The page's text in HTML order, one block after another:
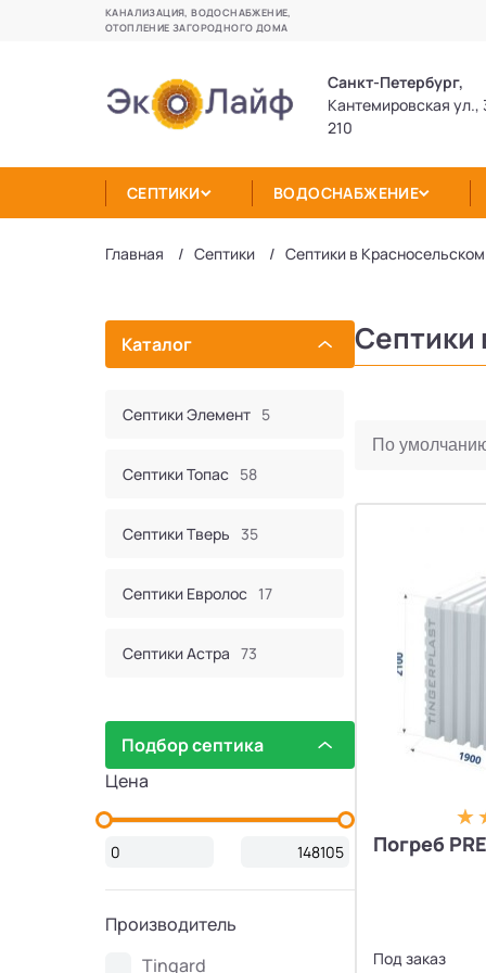
КАНАЛИЗАЦИЯ, ВОДОСНАБЖЕНИЕ,
ОТОПЛЕНИЕ ЗАГОРОДНОГО ДОМА
Санкт-Петербург,
Кантемировская ул.,
210
СЕПТИКИ ВОДОСНАБЖЕНИЕ
Главная Септики Септики в
Каталог
Септики Элемент 5
Септики Топас 58
Септики Тверь 35
Септики Евролос 17
Септики Астра 73
Септики КИТ 44
Септики Bunker 2
Подбор септика
Цена
Производитель
Tingard
Септики
Погреб
Под заказ